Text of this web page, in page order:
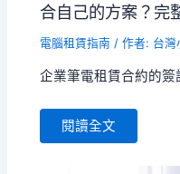
合自己的方案？完
電腦租賃指南 / 作者: 台灣
企業筆電租賃合約的
閱讀全文